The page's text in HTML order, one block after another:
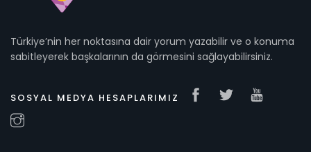
Türkiye’nin her noktasına dair yorum yazabilir ve o konuma
sabitleyerek başkalarının da görmesini sağlayabilirsiniz.
SOSYAL MEDYA HESAPLARIMIZ